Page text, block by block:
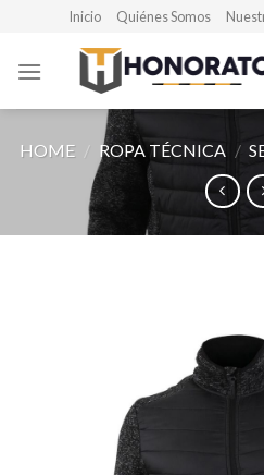
content
Inicio Quiénes Somos
HOME / ROPA TÉCNICA /